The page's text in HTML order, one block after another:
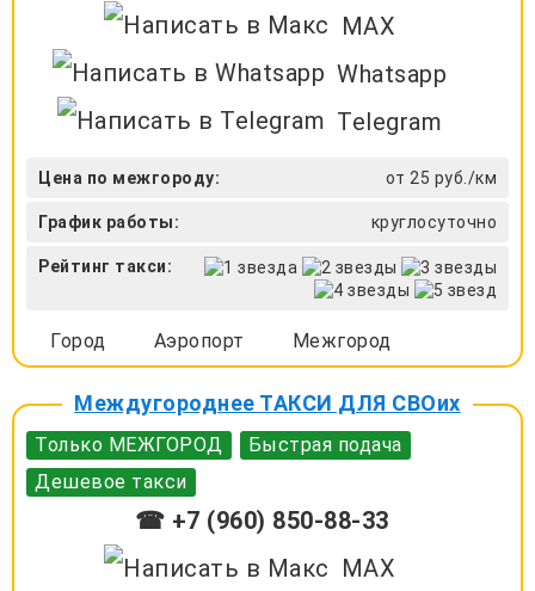
MAX
Whatsapp
Telegram
Цена по межгороду: от 25 руб./км
График работы: круглосуточно
Рейтинг такси:
Город Аэропорт Межгород
Междугороднее ТАКСИ ДЛЯ СВОих
Только МЕЖГОРОД
Быстрая подача
Дешевое такси
☎ +7 (960) 850-88-33
MAX